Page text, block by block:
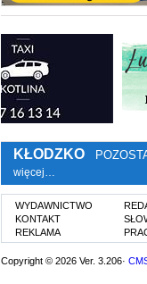
KŁODZKO
więcej…
WYDAWNICTWO
KONTAKT
REKLAMA
Copyright © 2026 Ver. 3.206·